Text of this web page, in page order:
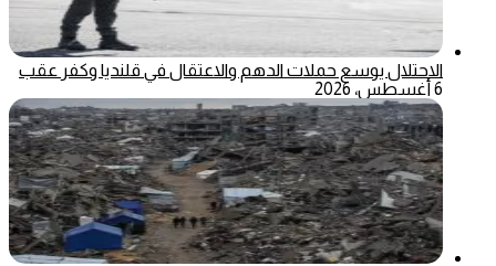
الاحتلال يوسع حملات الدهم والاعتقال في قلنديا وكفر عقب
6 أغسطس، 2026